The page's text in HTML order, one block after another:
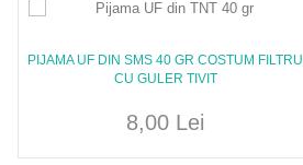
PIJAMA UF DIN SMS 40 GR COSTUM FILTRU
CU GULER TIVIT
8,00 Lei